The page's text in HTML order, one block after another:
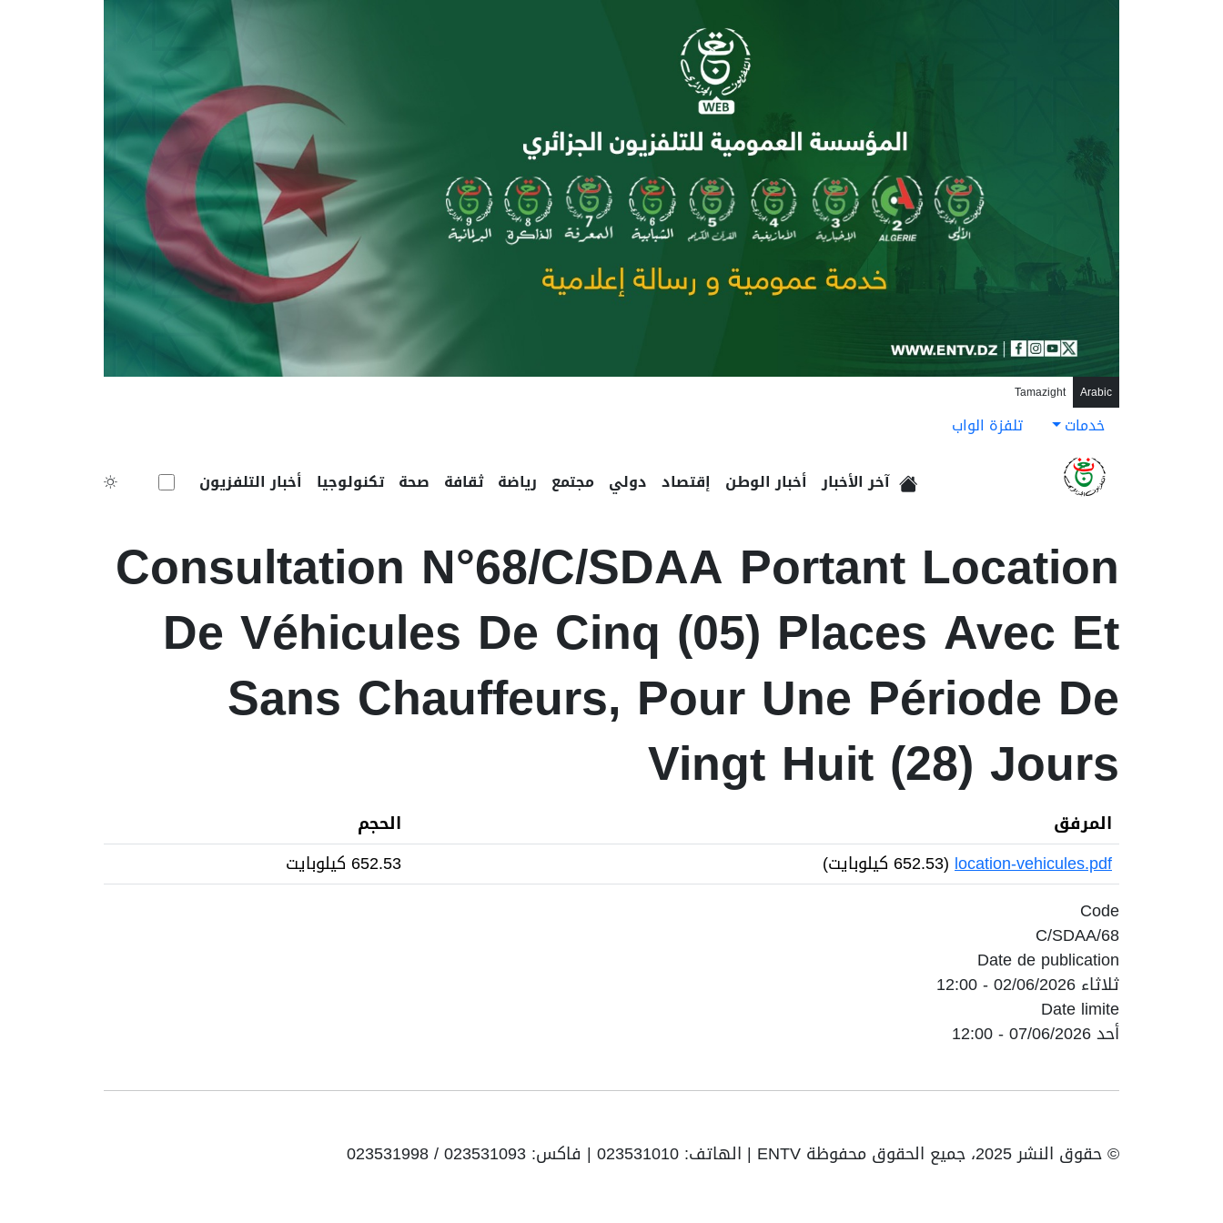
Arabic
Tamazight
خدمات تلفزة الواب
آخر الأخبار أخبار الوطن إقتصاد دولي مجتمع رياضة ثقافة صحة تكنولوجيا أخبار التلفزيون
Consultation N°68/C/SDAA Portant Location
De Véhicules De Cinq (05) Places Avec Et
Sans Chauffeurs, Pour Une Période De
Vingt Huit (28) Jours
المرفق
الحجم
location-vehicules.pdf (652.53 كيلوبايت)
652.53 كيلوبايت
Code
68/C/SDAA
Date de publication
ثلاثاء 02/06/2026 - 12:00
Date limite
أحد 07/06/2026 - 12:00
© حقوق النشر 2025، جميع الحقوق محفوظة ENTV | الهاتف: 023531010 | فاكس: 023531093 / 023531998